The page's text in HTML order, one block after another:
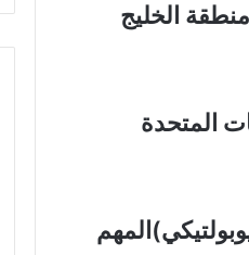
الخليج
المتحدة